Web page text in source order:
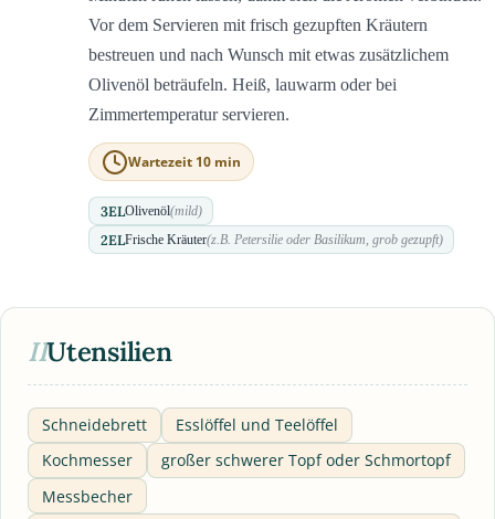
Vor dem Servieren mit frisch gezupften Kräutern
bestreuen und nach Wunsch mit etwas zusätzlichem
Olivenöl beträufeln. Heiß, lauwarm oder bei
Zimmertemperatur servieren.
Wartezeit 10 min
3ELOlivenöl(mild)
2ELFrische Kräuter(z.B. Petersilie oder Basilikum, grob gezupft)
IIUtensilien
Schneidebrett
Esslöffel und Teelöffel
Kochmesser
großer schwerer Topf oder Schmortopf
Messbecher